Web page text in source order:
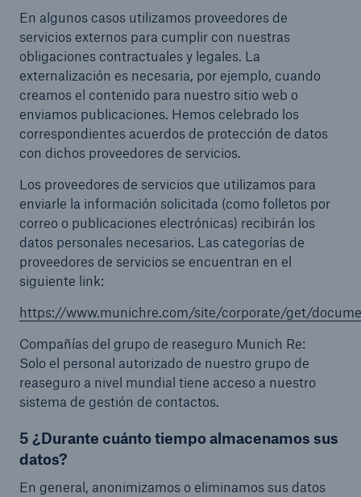
En algunos casos utilizamos proveedores de
servicios externos para cumplir con nuestras
obligaciones contractuales y legales. La
externalización es necesaria, por ejemplo, cuando
creamos el contenido para nuestro sitio web o
enviamos publicaciones. Hemos celebrado los
correspondientes acuerdos de protección de datos
con dichos proveedores de servicios.
Los proveedores de servicios que utilizamos para
enviarle la información solicitada (como folletos por
correo o publicaciones electrónicas) recibirán los
datos personales necesarios. Las categorías de
proveedores de servicios se encuentran en el
siguiente link:
https://www.munichre.com/site/corporate/get/
Compañías del grupo de reaseguro Munich Re:
Solo el personal autorizado de nuestro grupo de
reaseguro a nivel mundial tiene acceso a nuestro
sistema de gestión de contactos.
5 ¿Durante cuánto tiempo almacenamos sus
datos?
En general, anonimizamos o eliminamos sus datos